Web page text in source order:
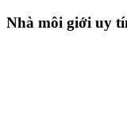
Nhà môi giới uy